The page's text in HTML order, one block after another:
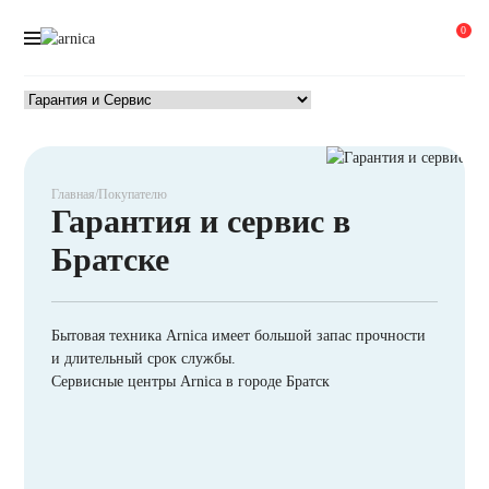
0
Главная/Покупателю
Гарантия и сервис в
Братске
Бытовая техника Arnica имеет большой запас прочности
и длительный срок службы.
Сервисные центры Arnica в городе Братск